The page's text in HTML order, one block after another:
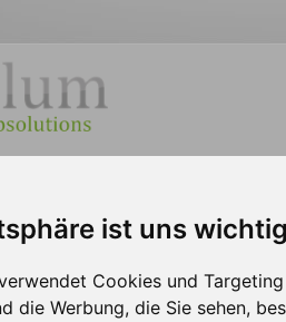
ist uns
Cookies und
die Werbung, die Sie sehen,